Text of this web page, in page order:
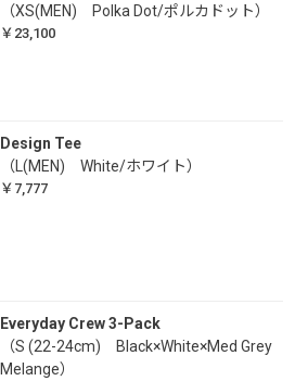
（XS(MEN) Polka Dot/ポルカドット）
￥23,100
Design Tee
（L(MEN) White/ホワイト）
￥7,777
Everyday Crew 3-Pack
（S (22-24cm) Black×White×Med Grey
Melange）